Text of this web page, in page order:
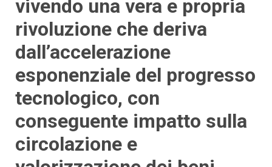
vivendo una vera e propria
rivoluzione che deriva
dall’accelerazione
esponenziale del progresso
tecnologico, con
conseguente impatto sulla
circolazione e